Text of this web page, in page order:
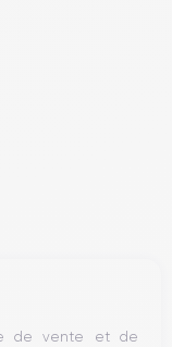
de vente et de